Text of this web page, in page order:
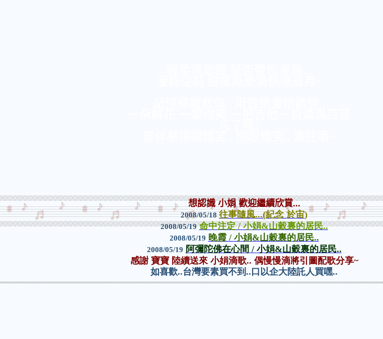
想認識 小娟 歡迎繼續欣賞...
2008/05/18往事隨風...(紀念 於宙)
2008/05/19 命中注定/小娟&山穀裏的居民..
2008/05/19 晚霞/ 小娟&山穀裏的居民..
2008/05/19 阿彌陀佛在心間 / 小娟&山穀裏的居民..
感謝 寶寶 陸續送來 小娟滴歌.. 偶慢慢滴將引圖配歌分享~
如喜歡..台灣要素買不到 .. 口以企大陸託人買嘿..